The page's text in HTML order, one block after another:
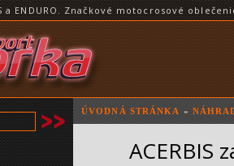
a ENDURO. Značkové motocrosové
ÚVODNÁ STRÁNKA »
ACERBIS